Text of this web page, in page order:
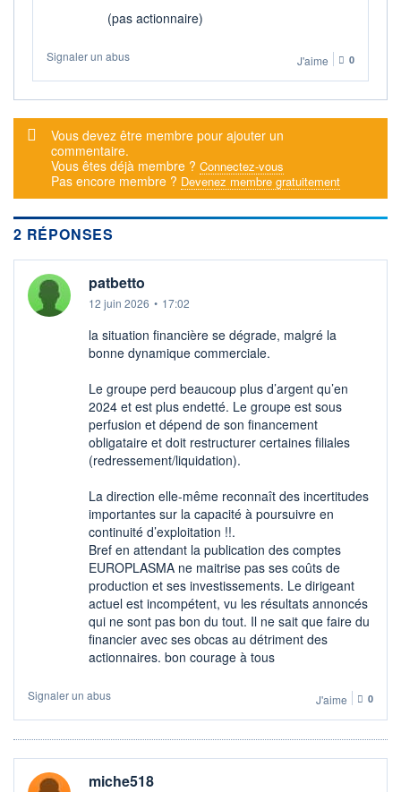
-
DIVIDENDE
0,00 EUR
DERNIER
-
PROCHAIN
DIVIDENDE
-
PEA
PEA-PME
CTO BUSINESS
+ ALERTE
(pas actionnaire)
Signaler un abus J'aime 0
Message d'alerte
Vous devez être membre pour ajouter un
commentaire.
Vous êtes déjà membre ? Connectez-vous
Pas encore membre ? Devenez membre gratuitement
2 RÉPONSES
patbetto
12 juin 2026 • 17:02
la situation financière se dégrade, malgré la
bonne dynamique commerciale.
Le groupe perd beaucoup plus d’argent qu’en
2024 et est plus endetté. Le groupe est sous
perfusion et dépend de son financement
obligataire et doit restructurer certaines filiales
(redressement/liquidation).
La direction elle-même reconnaît des incertitudes
importantes sur la capacité à poursuivre en
continuité d’exploitation !!.
Bref en attendant la publication des comptes
EUROPLASMA ne maitrise pas ses coûts de
production et ses investissements. Le dirigeant
actuel est incompétent, vu les résultats annoncés
qui ne sont pas bon du tout. Il ne sait que faire du
financier avec ses obcas au détriment des
actionnaires. bon courage à tous
Signaler un abus J'aime 0
miche518